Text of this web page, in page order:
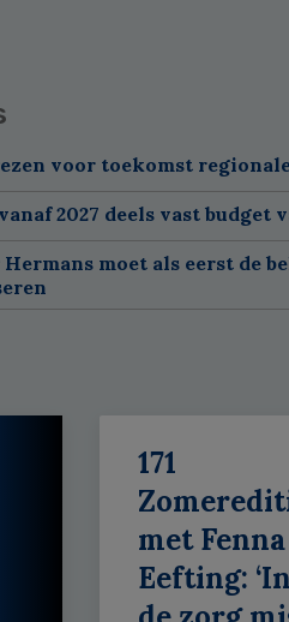
voor toekomst
2027 deels vast budget
moet als eerst de
171
met Fenna
Eefting: ‘In